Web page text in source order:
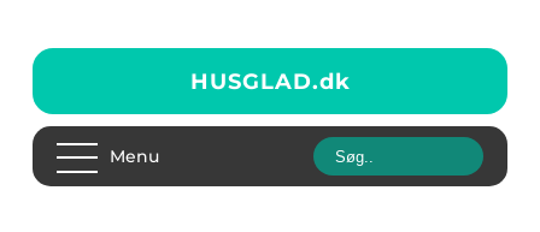
HUSGLAD.dk
Menu